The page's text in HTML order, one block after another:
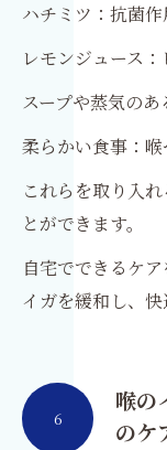
ハチミツ：抗菌
レモンジュース
スープや蒸気の
柔らかい食事：
これらを取り入
とができます。
自宅でできるケ
イガを緩和し、快
喉の
のケ
6